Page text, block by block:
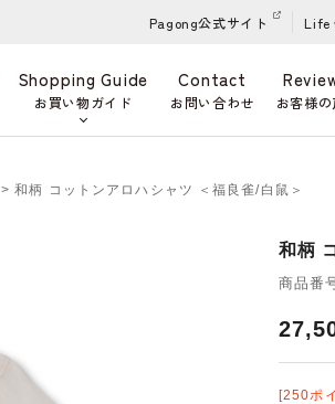
Pagong公式サイト Life
Shopping Guide
お買い物ガイド
Contact
お問い合わせ お客様の
> 和柄 コットンアロハシャツ ＜福良雀/白鼠＞
和柄
商品番
[250ポ